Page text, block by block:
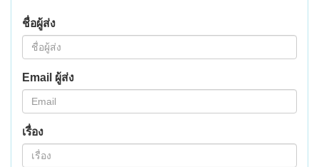
ชื่อผู้ส่ง
Email ผู้ส่ง
เรื่อง